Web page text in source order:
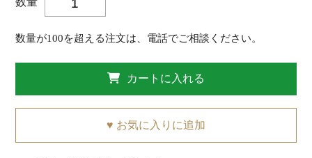
数量が100を超える注文は、電話でご相談ください。
カートに入れる
♥ お気に入りに追加